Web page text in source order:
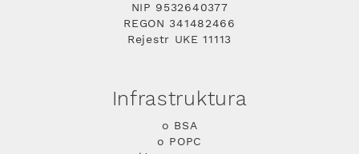
NIP 9532640377
REGON 341482466
Rejestr UKE 11113
Infrastruktura
o BSA
o POPC